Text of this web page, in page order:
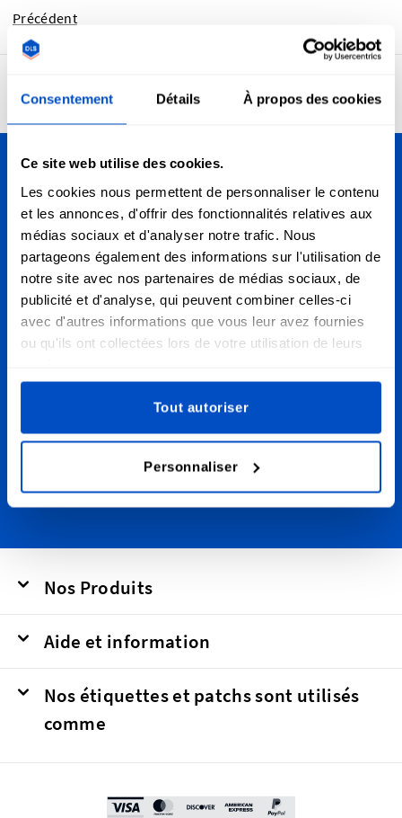
Consentement Détails À propos des cookies
Ce site web utilise des cookies.
Les cookies nous permettent de personnaliser le contenu
et les annonces, d'offrir des fonctionnalités relatives aux
médias sociaux et d'analyser notre trafic. Nous
partageons également des informations sur l'utilisation de
notre site avec nos partenaires de médias sociaux, de
publicité et d'analyse, qui peuvent combiner celles-ci
avec d'autres informations que vous leur avez fournies
ou qu'ils ont collectées lors de votre utilisation de leurs
Tout autoriser
Personnaliser
Précédent
4,7 24 955 avis
Personnalisez vos créations
Nous livrons partout en Suisse, de Lausanne à Zurich en
passant par Berne et dans le monde entier!
S'inscrire aux Newsletters
Abonnez-vous à notre newsletter et nos emails de
This form is protected by reCAPTCHA - the
Terms of
Nos Produits
Aide et information
Nos étiquettes et patchs sont utilisés
comme